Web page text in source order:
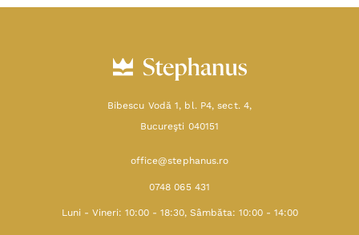
Bibescu Vodă 1, bl. P4, sect. 4,
Bucureşti 040151
office@stephanus.ro
0748 065 431
Luni - Vineri: 10:00 - 18:30, Sâmbăta: 10:00 - 14:00